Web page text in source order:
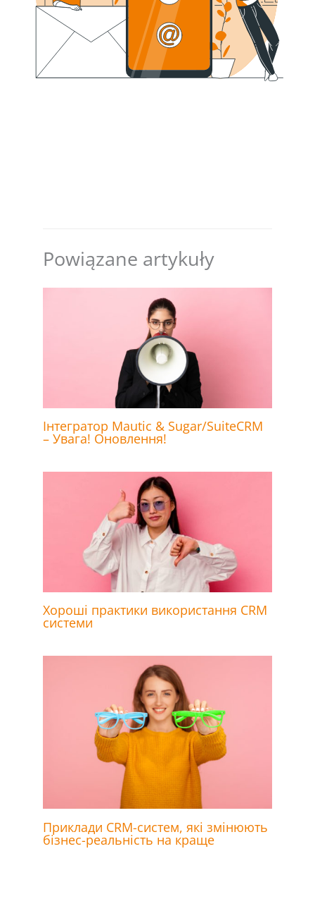
Powiązane artykuły
Інтегратор Mautic & Sugar/SuiteCRM
– Увага! Оновлення!
Хороші практики використання CRM
системи
Приклади CRM-систем, які змінюють
бізнес-реальність на краще